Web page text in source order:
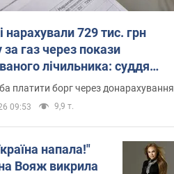
нарахували 729 тис. грн
за газ через покази
лічильника: суддя
неочікуване рішення
платити борг через донарахування
09:53 9,9 т.
напала!"
Вояж викрила